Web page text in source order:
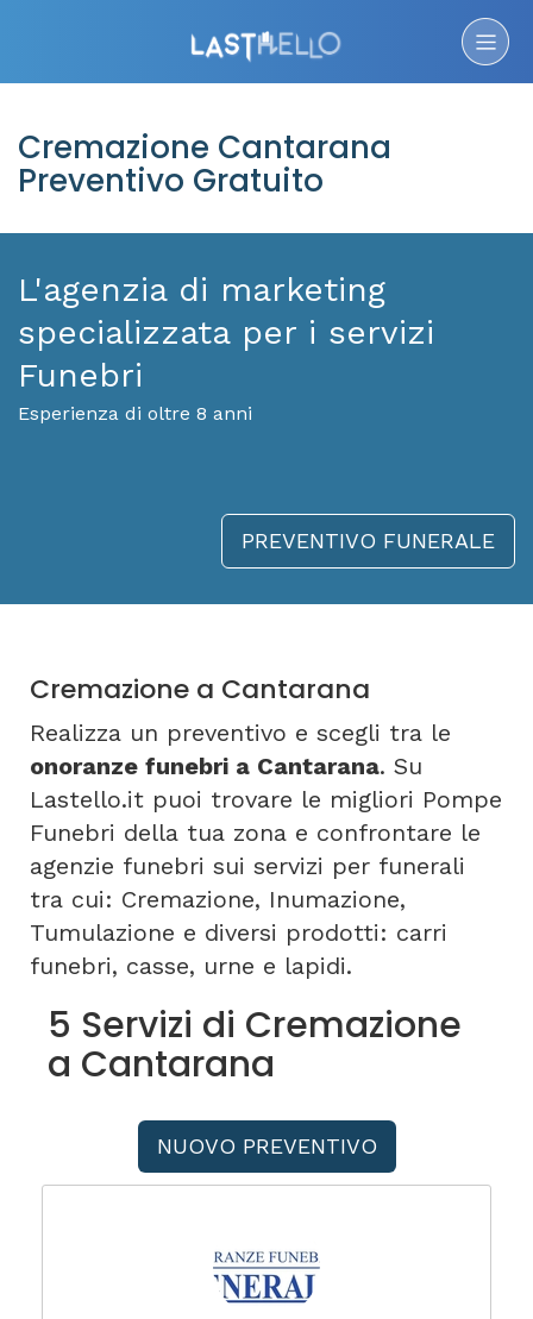
Cremazione Cantarana
Preventivo Gratuito
L'agenzia di marketing
specializzata per i servizi
Funebri
Esperienza di oltre 8 anni
PREVENTIVO FUNERALE
Cremazione a Cantarana
Realizza un preventivo e scegli tra le
onoranze funebri a Cantarana. Su
Lastello.it puoi trovare le migliori Pompe
Funebri della tua zona e confrontare le
agenzie funebri sui servizi per funerali
tra cui: Cremazione, Inumazione,
Tumulazione e diversi prodotti: carri
funebri, casse, urne e lapidi.
5 Servizi di Cremazione
a Cantarana
NUOVO PREVENTIVO